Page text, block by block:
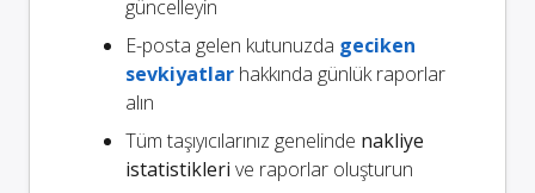
güncelleyin
E-posta gelen kutunuzda geciken
sevkiyatlar hakkında günlük raporlar
alın
Tüm taşıyıcılarınız genelinde nakliye
istatistikleri ve raporlar oluşturun